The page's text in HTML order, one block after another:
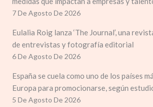
7 De Agosto De 2026
Eulalia Roig lanza ‘The Journal’, una
de entrevistas y fotografía editorial
6 De Agosto De 2026
España se cuela como uno de los países
Europa para promocionarse, según
5 De Agosto De 2026